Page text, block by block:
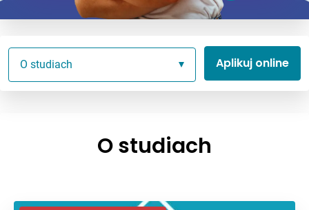
O studiach Aplikuj online
O studiach